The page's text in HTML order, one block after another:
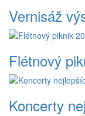
Vernisáž
Flétnový
Koncerty